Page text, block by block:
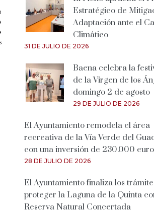
Estratégico de
Adaptación ante el
Climático
31 DE JULIO DE 2026
Baena celebra la
de la Virgen de los
domingo 2 de agosto
29 DE JULIO DE 2026
El Ayuntamiento remodela el área
recreativa de la Vía Verde del
con una inversión de 230.000
28 DE JULIO DE 2026
El Ayuntamiento finaliza los
proteger la Laguna de la Quinta
Reserva Natural Concertada